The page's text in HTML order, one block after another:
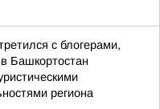
с блогерами,
Башкортостан
региона